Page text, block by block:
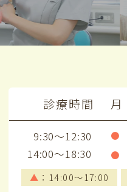
診療時間 月
9:30～12:30 ●
14:00～18:30 ●
▲ ：14:00～17:00